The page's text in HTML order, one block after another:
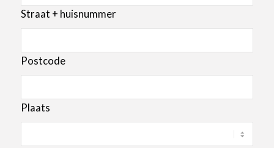
7 Elmwood, Crockford
Lane
United Kingdom
Ceconet AG
Straat + huisnummer
Postcode
Plaats